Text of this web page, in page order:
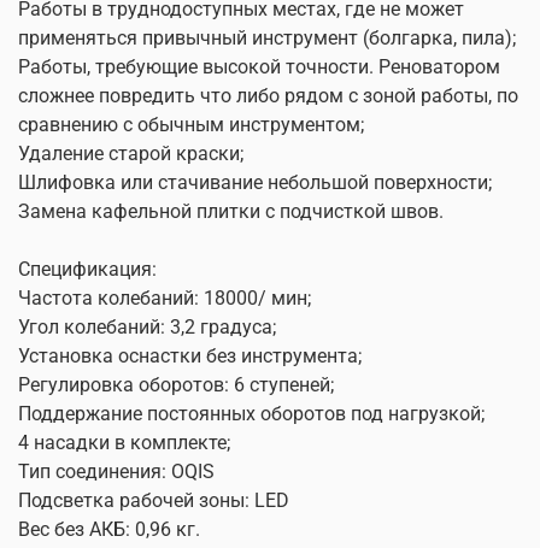
Работы в труднодоступных местах, где не может
применяться привычный инструмент (болгарка, пила);
Работы, требующие высокой точности. Реноватором
сложнее повредить что либо рядом с зоной работы, по
сравнению с обычным инструментом;
Удаление старой краски;
Шлифовка или стачивание небольшой поверхности;
Замена кафельной плитки с подчисткой швов.
Спецификация:
Частота колебаний: 18000/ мин;
Угол колебаний: 3,2 градуса;
Установка оснастки без инструмента;
Регулировка оборотов: 6 ступеней;
Поддержание постоянных оборотов под нагрузкой;
4 насадки в комплекте;
Тип соединения: OQIS
Подсветка рабочей зоны: LED
Вес без АКБ: 0,96 кг.